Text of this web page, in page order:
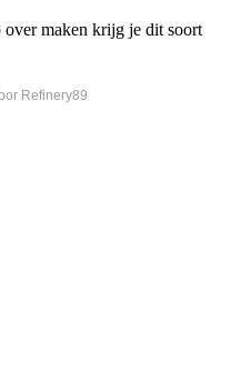
over maken krijg je dit soort
Refinery89